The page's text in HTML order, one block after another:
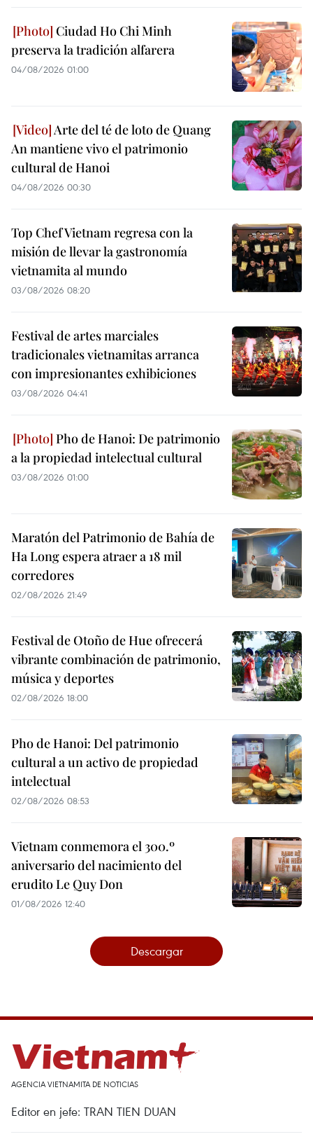
Ciudad Ho Chi Minh
preserva la tradición alfarera
04/08/2026 01:00
Arte del té de loto de Quang
An mantiene vivo el patrimonio
cultural de Hanoi
04/08/2026 00:30
Top Chef Vietnam regresa con la
misión de llevar la gastronomía
vietnamita al mundo
03/08/2026 08:20
Festival de artes marciales
tradicionales vietnamitas arranca
con impresionantes exhibiciones
03/08/2026 04:41
Pho de Hanoi: De patrimonio
a la propiedad intelectual cultural
03/08/2026 01:00
Maratón del Patrimonio de Bahía de
Ha Long espera atraer a 18 mil
corredores
02/08/2026 21:49
Festival de Otoño de Hue ofrecerá
vibrante combinación de patrimonio,
música y deportes
02/08/2026 18:00
Pho de Hanoi: Del patrimonio
cultural a un activo de propiedad
intelectual
02/08/2026 08:53
Vietnam conmemora el 300.º
aniversario del nacimiento del
erudito Le Quy Don
01/08/2026 12:40
Descargar
AGENCIA VIETNAMITA DE NOTICIAS
Editor en jefe: TRAN TIEN DUAN